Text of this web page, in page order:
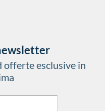
offerte esclusive in